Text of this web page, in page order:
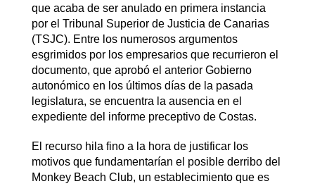
que acaba de ser anulado en primera instancia
por el Tribunal Superior de Justicia de Canarias
(TSJC). Entre los numerosos argumentos
esgrimidos por los empresarios que recurrieron el
documento, que aprobó el anterior Gobierno
autonómico en los últimos días de la pasada
legislatura, se encuentra la ausencia en el
expediente del informe preceptivo de Costas.
El recurso hila fino a la hora de justificar los
motivos que fundamentarían el posible derribo del
Monkey Beach Club, un establecimiento que es